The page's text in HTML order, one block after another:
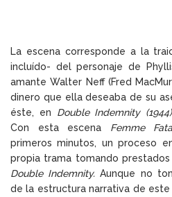
La escena corresponde a la
incluído- del personaje de
amante Walter Neff (Fred
dinero que ella deseaba de su
éste, en Double Indemnity (1944)
Con esta escena Femme
primeros minutos, un proceso
propia trama tomando
Double Indemnity.Aunque no
de la estructura narrativa de